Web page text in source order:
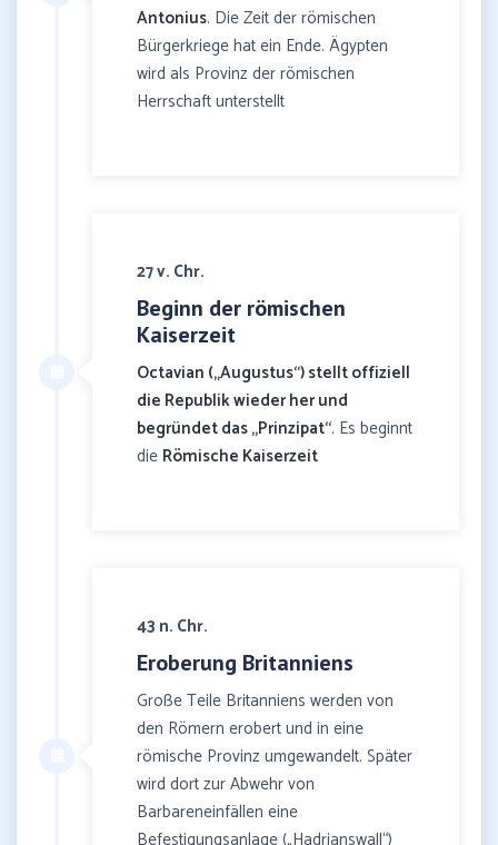
Antonius. Die Zeit der römischen
Bürgerkriege hat ein Ende. Ägypten
wird als Provinz der römischen
Herrschaft unterstellt
27 v. Chr.
Beginn der römischen
Kaiserzeit
Octavian („Augustus“) stellt offiziell
die Republik wieder her und
begründet das „Prinzipat“. Es beginnt
die Römische Kaiserzeit
43 n. Chr.
Eroberung Britanniens
Große Teile Britanniens werden von
den Römern erobert und in eine
römische Provinz umgewandelt. Später
wird dort zur Abwehr von
Barbareneinfällen eine